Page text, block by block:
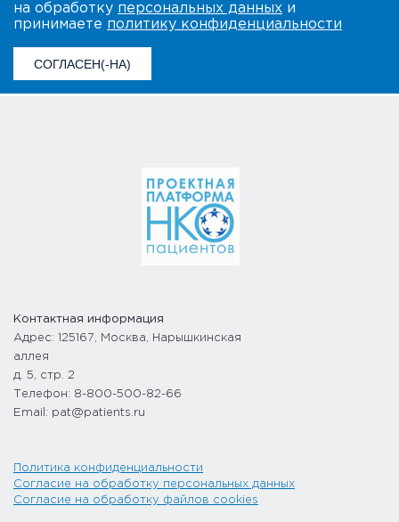
на обработку персональных данных и
принимаете политику конфиденциальности
СОГЛАСЕН(-НА)
Контактная информация
Адрес: 125167, Москва, Нарышкинская
аллея
д. 5, стр. 2
Телефон: 8-800-500-82-66
Email: pat@patients.ru
Политика конфиденциальности
Согласие на обработку персональных данных
Согласие на обработку файлов cookies